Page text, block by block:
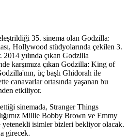
35. sinema olan Godzilla:
Hollywood stüdyolarında çekilen 3.
yılında çıkan Godzilla
karşımıza çıkan Godzilla: King of
üç başlı Ghidorah ile
canavarlar ortasında yaşanan bu
etkiliyor.
sinemada, Stranger Things
Millie Bobby Brown ve Emmy
isimler bizleri bekliyor olacak.
girecek.